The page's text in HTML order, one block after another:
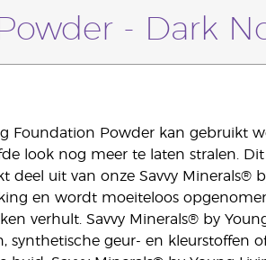
- Dark
Foundation Powder kan gebruikt
look nog meer te laten stralen.
uit van onze Savvy Minerals®
en wordt moeiteloos
verhult. Savvy Minerals® by
synthetische geur- en kleurstoffen